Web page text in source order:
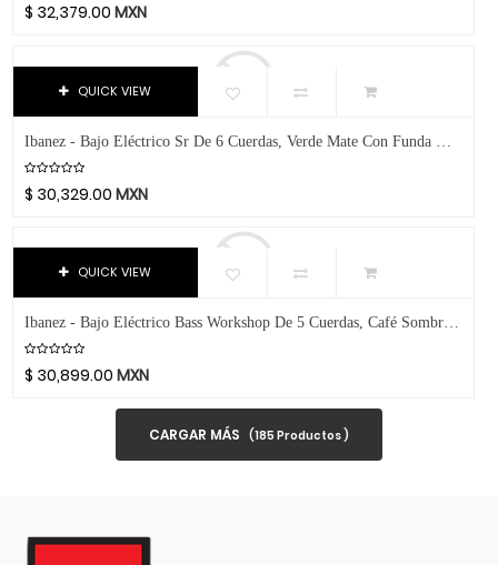
Negra Con Morado
Rojo Metálico
Amarillo Fluorescente
Negro Linear
Nogal Mate
Naranja/Amarillo
Café Metálico
Cromado
Blanco Tornasol
Negro Con Brillo
Coreelo
CPK
D'Addario
Dandelot
Dave Smith
Db Technologies
Dixon
DJTT
Domino
Ember
$ 32,379.00 MXN
QUICK VIEW
$ 30,329.00 MXN
QUICK VIEW
Ibanez - Bajo Eléctrico Bass Workshop De 5 Cuerdas, Café Sombreado Mate Con Funda Mod.EHB1505S-DEL
$ 30,899.00 MXN
CARGAR MÁS (185 Productos )